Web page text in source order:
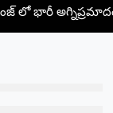
లో భారీ